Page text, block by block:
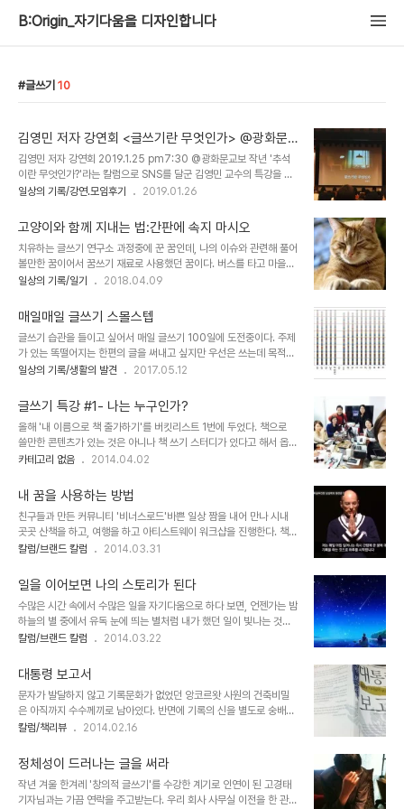
B:Origin_자기다움을 디자인합니다
글쓰기 10
김영민 저자 강연회 <글쓰기란 무엇인가> @광화문
교보
김영민 저자 강연회 2019.1.25 pm7:30 @광화문교보 작년 '추석
이란 무엇인가?'라는 칼럼으로 SNS를 달군 김영민 교수의 특강을 들
었다. 이후로 칼럼역주행이 일더니 칼럼을 모은 는 책이 출간되었다.
논술문을 잘 쓰는 요령을 듣고 싶어 신청했다. 강의 전에 누군가 졸고
있다면 마음이 편해진다는 말로 시작했다. 미리 누군가 졸고 있으면 자
신이 잘못한 게 아니라고. 자기주장을 공적으로 남에게 설득시키는 것
이 시민사회의 성인의 조건이다. 어떤 것을 주장하는데 있어 명확한 견
해를 갖고, 타당성을 주장하는 글쓰기. 이것이 바로 논술문이고 대학에
가 말하는 7가지 팁을 정..
일상의 기록/강연.모임후기 2019.01.26
고양이와 함께 지내는 법:간판에 속지 마시오
치유하는 글쓰기 연구소 과정중에 꾼 꿈인데, 나의 이슈와 관련해 풀어
볼만한 꿈이어서 꿈쓰기 재료로 사용했던 꿈이다. 버스를 타고 마을을
지난다. 마을은 높은 지대가 많은 부산 같은 지형이다. 풍경을 구경하
내려서 구경해보고 싶은 마음이 들었는데 버스가 이동하면서 건물의
앞면을 보니 백남준이 나온 고등학교라는 걸 알게 되어 흥미를 잃었다.
그러다 어느 동네에 내렸고, 구멍가게에 들어가게 되었다. 어쩌다보니
거기서 하룻밤 묵어야 하는데 주인 아저씨 혼자 사는, 살림집과 구멍가
게를 같이 유지하는 그런 곳이었다. 나는 손님이고 방에서 하룻밤을 묵
낮은 천장, 몇 벌 안되는 검소한..
일상의 기록/일기 2018.04.09
매일매일 글쓰기 스몰스텝
글쓰기 습관을 들이고 싶어서 매일 글쓰기 100일에 도전중이다. 주제
가 있는 똑떨어지는 한편의 글을 써내고 싶지만 우선은 쓰는데 목적을
두기로 했다. 혼자서는 결심만 하고 말것 같아서 환경을 만들기로 했
를 가진 17명과 함께 한다. 원칙은 단순하다. 카페에 매일 자정까지 글
을 올리면 된다. 주제 자유, 분량은 원고지 1.5매 이상. 자기검열 금지.
매일 마감시간을 알려주고 격려하는 코치가 있다. 참여하는 16명의 글
을 보면서 자극과 참고를 받는다 각자 자기 글 마감하느라 바쁘지만 종
종 덧글로 소통하기도 한다. 코치가 각자의 현황표를 만들어 정기적으
프를 보니 어찌 멈..
일상의 기록/생활의 발견 2017.05.12
글쓰기 특강 #1- 나는 누구인가?
올해 '내 이름으로 책 출가하기'를 버킷리스트 1번에 두었다. 책으로
쓸만한 콘텐츠가 있는 것은 아니나 책 쓰기 스터디가 있다고 해서 옵저
버로 참여하기로 했다.카시오페아 출판사 민혜영 대표와 예비저자들
해 콘텐츠가 무르익은 사람들은 책이 나올수 밖에 없다는 것을 깊이 통
감했다. 이들중 몇명은 몇년동안 성장하는 모습을 봐 온 이들이다. 처
음 만났을 때에 비해 이번 미팅을 하면서 느낀 점은드디어, 이들은 자
기만의 콘텐츠가 벼려졌구나 하느 것을 느낄 수 있었다. 강정은 - 이력
서 없이 취업하기, 기록해서 경력을 만드는, 주도적으로 일을 만드는
교육까지. 신영석 - 온오프라인을 아..
카테고리 없음 2014.04.02
내 꿈을 사용하는 방법
친구들과 만든 커뮤니티 '비너스로드'바쁜 일상 짬을 내어 만나 시내
곳곳 산책을 하고, 여행을 하고 아티스트웨이 워크샵을 진행한다. 책에
나와있는 실행과제를 하고 소감을 나누기도 하고 그 과정에서 있었던
어나 무의식으로 써내려가는 모닝페이지에 있다. 그와 동시에 매일 저
녁 하룻동안 감사했던 일 5가지를 적는 감사일기도 쓴다. 어쨌든 내
하루 일과는 쓰는걸로 시작해 쓰는걸로 끝난다.아티스트웨이의 저자
줄리아카메론 모닝페이지를 통해 이성적인 상태에서는 억압되고 포기
해버린 것을 무의식을 기록함으로서 어쩌면 사라졌을 내면의 또다른
경 박사가 딴지라디오 팟캐스트에서 강의하는 '내 ..
칼럼/브랜드 칼럼 2014.03.31
일을 이어보면 나의 스토리가 된다
수많은 시간 속에서 수많은 일을 자기다움으로 하다 보면, 언젠가는 밤
하늘의 별 중에서 유독 눈에 띄는 별처럼 내가 했던 일이 빛나는 것을
볼 수 있다. 그런 일들을 연결하면 나의 이야기를 말할 수 있는 별자리,
뜻에는 수입을 얻을 수 있는 일이라는 뜻도 있지만 ‘일을 한 흔적’이라
는 의미도 있다. 내가 일을 한 곳에서 내가 존재했다는 흔적이 바로 자
기다움의 그림자다. - 260 권민 '자기다움' 중에서 유니타스 브랜드
라는 잡지편집장인 필자는 처음부터 잡지 출판사를 운영할 생각이 없
었다. 그러나 지금까지 살아온 길을 돌아보면 문예반, 신문 편집반, 출
했다. 며칠 '나쓰기..
칼럼/브랜드 칼럼 2014.03.22
대통령 보고서
문자가 발달하지 않고 기록문화가 없었던 앙코르왓 사원의 건축비밀
은 아직까지 수수께끼로 남아있다. 반면에 기록의 신을 별도로 숭배할
정도로 문자로 남기는 것을 즐겨했던 이집트 문명은 그들이 어떻게 살
다. -대통령 보고서 중 대한민국 정부가 수립된 지 환갑이 다 되어가지
만 대통령에게 보고된 보고서가 거의 남아있지 않다는 문제에서 출간
한 보고서 작성 메뉴얼. 요점을 정확히 담은 기획안, 보고서 작성을 위
한 참고 도서. 대통령 보고서 국내도서 저자 : 노무현대통령비서실 보
칼럼/책리뷰 2014.02.16
정체성이 드러나는 글을 써라
작년 겨울 한겨레 '창의적 글쓰기'를 수강한 계기로 인연이 된 고경태
기자님과는 가끔 연락을 주고받는다. 우리 회사 사무실 이전을 한 관계